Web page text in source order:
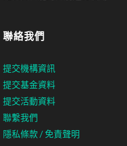
聯絡我們
提交機構資訊
提交基金資料
提交活動資料
聯繫我們
隱私條款 / 免責聲明